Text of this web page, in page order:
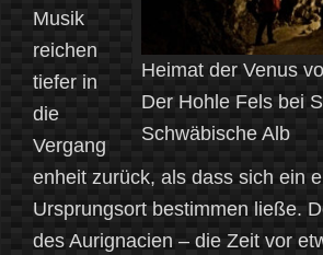
Heimat der Venus
Der Hohle Fels bei
Schwäbische Alb
Musik
reichen
tiefer in
die
Vergang
enheit zurück, als dass sich ein
Ursprungsort bestimmen ließe.
des Aurignacien – die Zeit vor